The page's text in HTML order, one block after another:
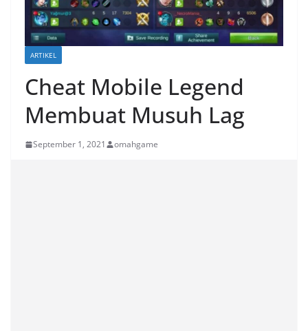
ARTIKEL
Cheat Mobile Legend
Membuat Musuh Lag
September 1, 2021 omahgame